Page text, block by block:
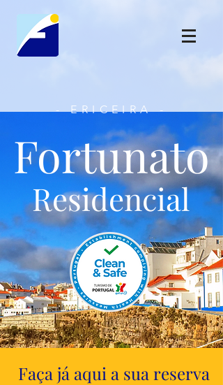
- ERICEIRA -
Fortunato
Residencial
Faça já aqui a sua reserva